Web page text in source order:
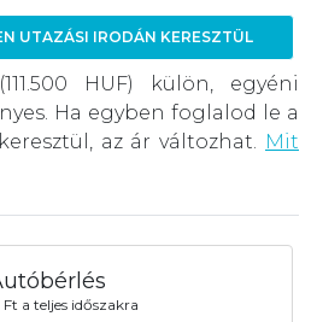
UTAZÁSI IRODÁN KERESZTÜL
HUF) külön, egyéni
Ha egyben foglalod le a
az ár változhat.
Mit
a teljes időszakra